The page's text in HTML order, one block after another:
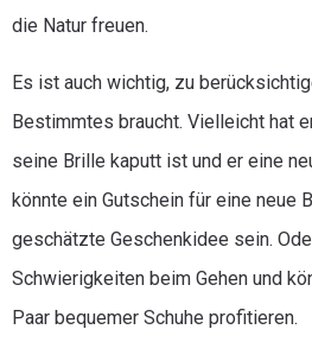
die Natur freuen.
Es ist auch wichtig, zu
Bestimmtes braucht. Vielleicht hat
seine Brille kaputt ist und er eine
könnte ein Gutschein für eine neue
geschätzte Geschenkidee sein.
Schwierigkeiten beim Gehen und
Paar bequemer Schuhe profitieren.